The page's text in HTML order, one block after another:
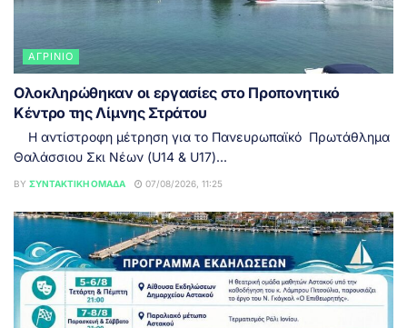
ΑΓΡΊΝΙΟ
Ολοκληρώθηκαν οι εργασίες στο Προπονητικό
Κέντρο της Λίμνης Στράτου
Η αντίστροφη μέτρηση για το Πανευρωπαϊκό Πρωτάθλημα
Θαλάσσιου Σκι Νέων (U14 & U17)...
BY ΣΥΝΤΑΚΤΙΚΉ ΟΜΆΔΑ 07/08/2026, 11:25